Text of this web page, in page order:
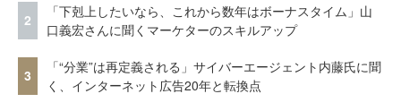
2
「下剋上したいなら、これから数年はボーナスタイム」山
口義宏さんに聞くマーケターのスキルアップ
3
「“分業”は再定義される」サイバーエージェント内藤氏に聞
く、インターネット広告20年と転換点